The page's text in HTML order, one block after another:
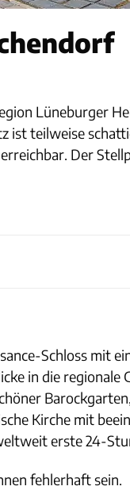
Lüneburger
teilweise
Der
Schloss mit
in die regionale
Kirche mit
erste 24-
fehlerhaft sein.